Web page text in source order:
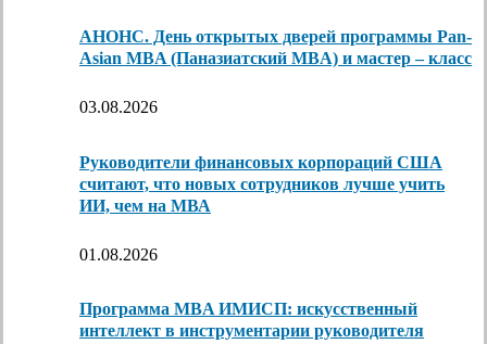
АНОНС. День открытых дверей программы Pan-
Asian MBA (Паназиатский MBA) и мастер – класс
03.08.2026
Руководители финансовых корпораций США
считают, что новых сотрудников лучше учить
ИИ, чем на МВА
01.08.2026
Программа MBA ИМИСП: искусственный
интеллект в инструментарии руководителя